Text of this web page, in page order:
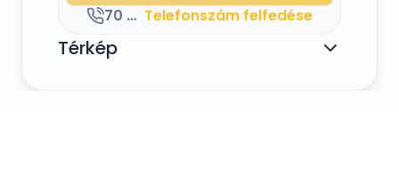
70 392 31 01 Telefonszám felfedése
Térkép